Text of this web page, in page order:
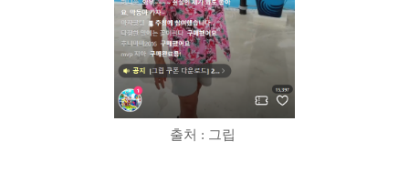
출처 : 그립